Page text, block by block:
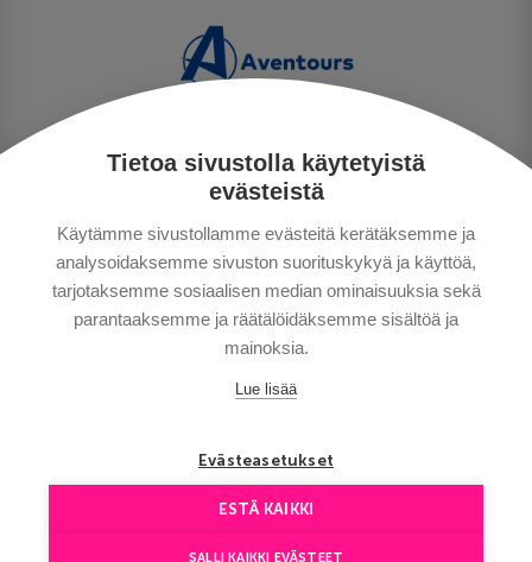
Tietoa sivustolla käytetyistä
evästeistä
Käytämme sivustollamme evästeitä kerätäksemme ja
analysoidaksemme sivuston suorituskykyä ja käyttöä,
tarjotaksemme sosiaalisen median ominaisuuksia sekä
parantaaksemme ja räätälöidäksemme sisältöä ja
mainoksia.
Lue lisää
Evästeasetukset
ESTÄ KAIKKI
SALLI KAIKKI EVÄSTEET
PRIVACY POLICY
MAKSUTAVAT
GENERAL CONDITIONS
GOOD TO KNOW
CONTACTS
Copyright © Aventours 2026